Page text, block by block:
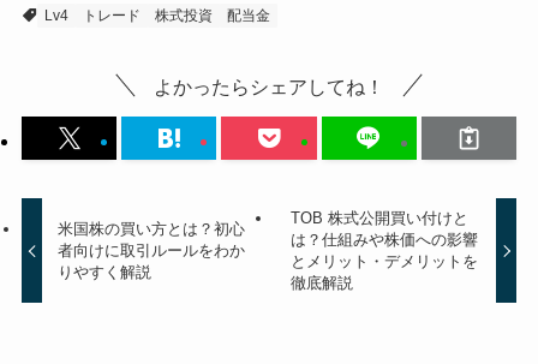
Lv4 トレード 株式投資 配当金
よかったらシェアしてね！
米国株の買い方とは？初心
者向けに取引ルールをわか
りやすく解説
TOB 株式公開買い付けと
は？仕組みや株価への影響
とメリット・デメリットを
徹底解説